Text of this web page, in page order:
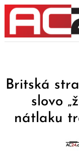
Skip
content
Britská
slovo
nátlaku